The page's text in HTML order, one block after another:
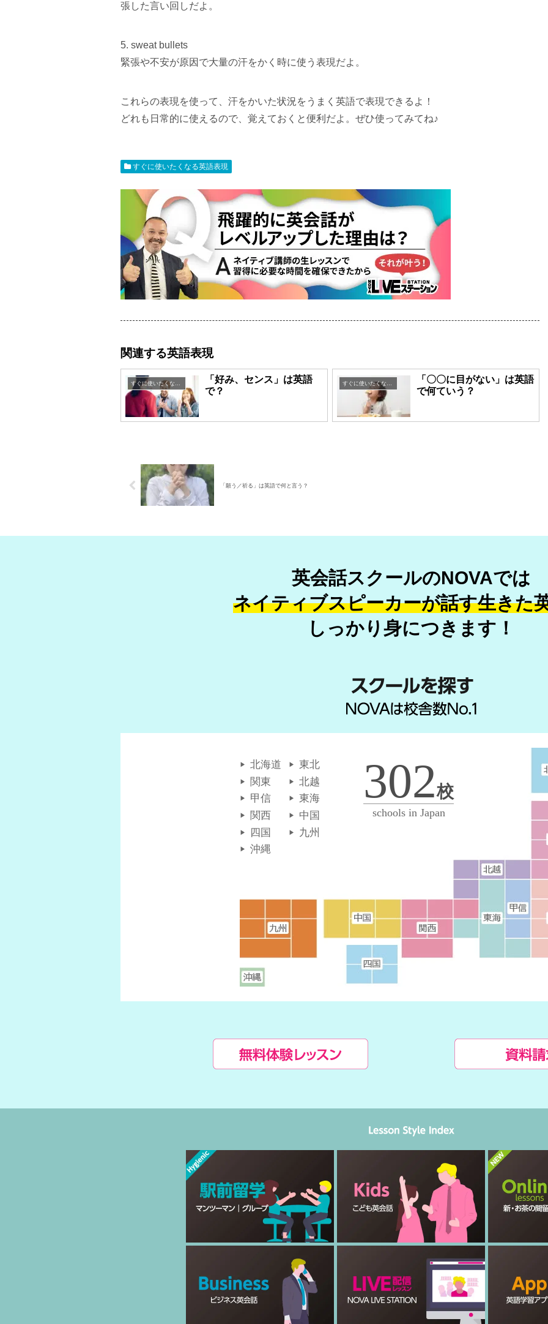
張した言い回しだよ。
5. sweat bullets
緊張や不安が原因で大量の汗をかく時に使う表現だよ。
これらの表現を使って、汗をかいた状況をうまく英語で表現できるよ！
どれも日常的に使えるので、覚えておくと便利だよ。ぜひ使ってみてね♪
すぐに使いたくなる英語表現
関連する英語表現
すぐに使いたくなる英語表現
「好み、センス」は英語
で？
すぐに使いたくなる英語表現
「〇〇に目がない」は英語
で何ていう？
「願う／祈る」は英語で何と言う？
英会話スクールのNOVAでは
ネイティブスピーカーが話す生きた
しっかり身につきます！
北海道
東北
関東
北越
甲信
東海
関西
中国
四国
九州
沖縄
302校
schools in Japan